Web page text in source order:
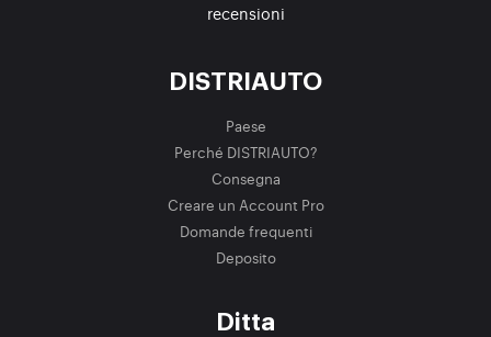
recensioni
DISTRIAUTO
Paese
Perché DISTRIAUTO?
Consegna
Creare un Account Pro
Domande frequenti
Deposito
Ditta